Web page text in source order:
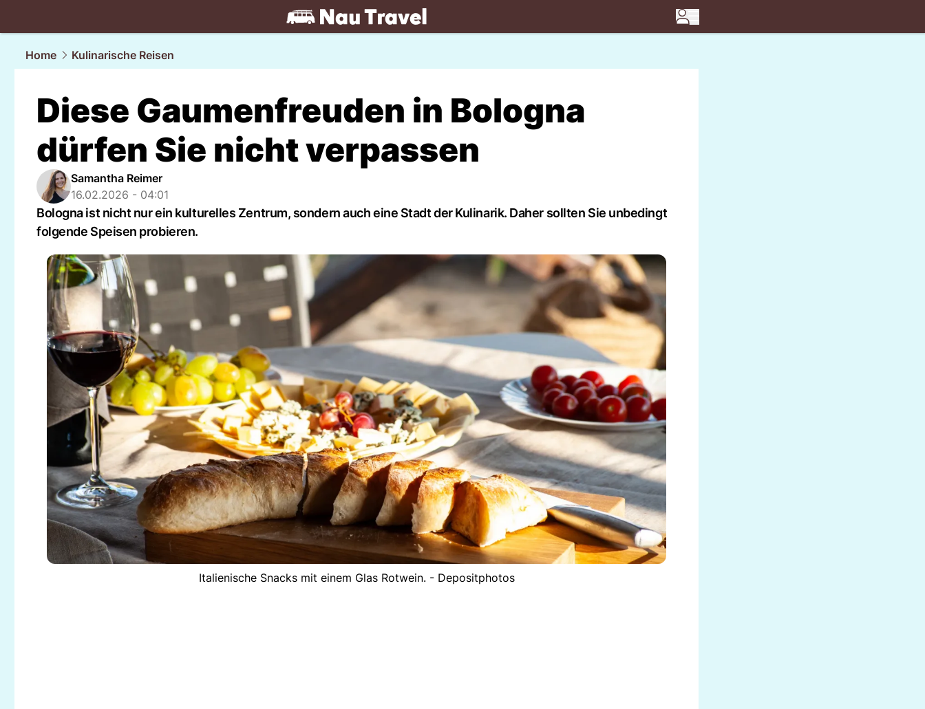
travel.NAU.ch
Home
Kulinarische Reisen
Diese Gaumenfreuden in Bologna
dürfen Sie nicht verpassen
Samantha Reimer
16.02.2026 - 04:01
Bologna ist nicht nur ein kulturelles Zentrum, sondern auch eine Stadt der Kulinarik. Daher sollten Sie unbedingt
folgende Speisen probieren.
Italienische Snacks mit einem Glas Rotwein. - Depositphotos